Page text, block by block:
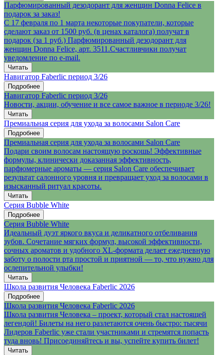
Парфюмированный дезодорант для женщин Donna Felice в
подарок за заказ!
С 17 февраля по 1 марта некоторые покупатели, которые
сделают заказ от 1500 руб. (в ценах каталога) получат в
подарок (за 1 руб.) Парфюмированный дезодорант для
женщин Donna Felice, арт. 3511.Счастливчики получат
уведомление по e-mail.
Читать
Навигатор Faberlic период 3/26
Подробнее
Навигатор Faberlic период 3/26
Новости, акции, обучение и все самое важное в периоде 3/26!
Читать
Премиальная серия для ухода за волосами Salon Care
Подробнее
Премиальная серия для ухода за волосами Salon Care
Подари своим волосам настоящую роскошь! Эффективные
формулы, клинически доказанная эффективность,
парфюмерные ароматы — серия Salon Care обеспечивает
результат салонного уровня и превращает уход за волосами в
изысканный ритуал красоты.
Читать
Серия Bubble White
Подробнее
Серия Bubble White
Идеальный дуэт яркого вкуса и деликатного отбеливания
зубов. Сочетание мягких формул, высокой эффективности,
сочных ароматов и удобного XL-формата делает ежедневную
заботу о полости рта простой и приятной — то, что нужно для
ослепительной улыбки!
Читать
Школа развития Человека Faberlic 2026
Подробнее
Школа развития Человека Faberlic 2026
Школа развития Человека – проект, который стал настоящей
легендой! Билеты на него разлетаются очень быстро: тысячи
Лидеров Faberlic уже стали участниками и стремятся попасть
туда вновь! Присоединяйтесь и вы, успейте купить билет!
Читать